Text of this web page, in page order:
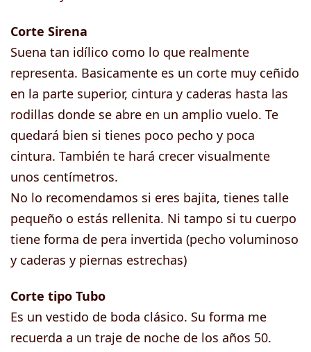
Corte Sirena
Suena tan idílico como lo que realmente
representa. Basicamente es un corte muy ceñido
en la parte superior, cintura y caderas hasta las
rodillas donde se abre en un amplio vuelo. Te
quedará bien si tienes poco pecho y poca
cintura. También te hará crecer visualmente
unos centímetros.
No lo recomendamos si eres bajita, tienes talle
pequeño o estás rellenita. Ni tampo si tu cuerpo
tiene forma de pera invertida (pecho voluminoso
y caderas y piernas estrechas)
Corte tipo Tubo
Es un vestido de boda clásico. Su forma me
recuerda a un traje de noche de los años 50.